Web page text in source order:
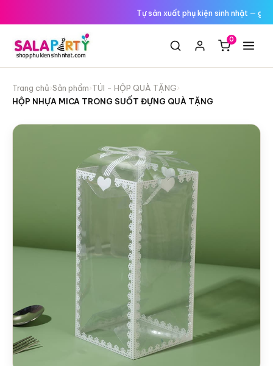
nội
dung
Tự sản xuất phụ kiện sinh nhật —
0
Trang chủ›Sản phẩm›TÚI - HỘP QUÀ TẶNG›
HỘP NHỰA MICA TRONG SUỐT ĐỰNG QUÀ TẶNG